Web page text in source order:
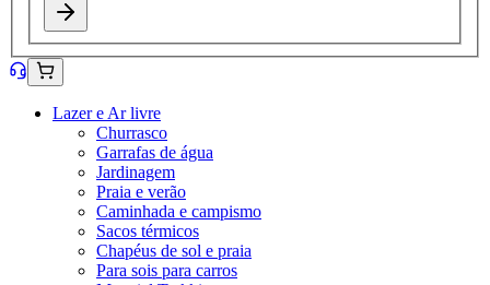
Lazer e Ar livre
Churrasco
Garrafas de água
Jardinagem
Praia e verão
Caminhada e campismo
Sacos térmicos
Chapéus de sol e praia
Para sois para carros